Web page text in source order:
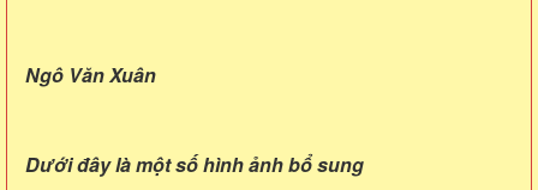
Ngô Văn Xuân
Dưới đây là một số hình ảnh bổ sung